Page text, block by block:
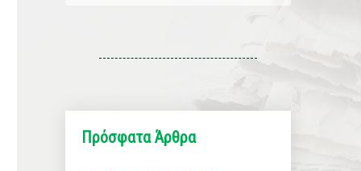
Πρόσφατα Άρθρα